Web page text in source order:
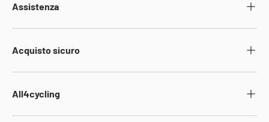
Assistenza
Acquisto sicuro
All4cycling